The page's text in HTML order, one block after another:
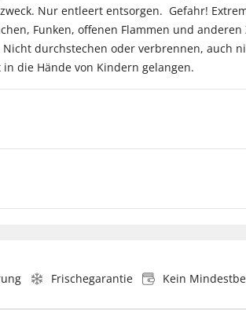
Nur entleert entsorgen. Gefahr!
Funken, offenen Flammen und
durchstechen oder verbrennen, auch
die Hände von Kindern gelangen.
Frischegarantie Kein